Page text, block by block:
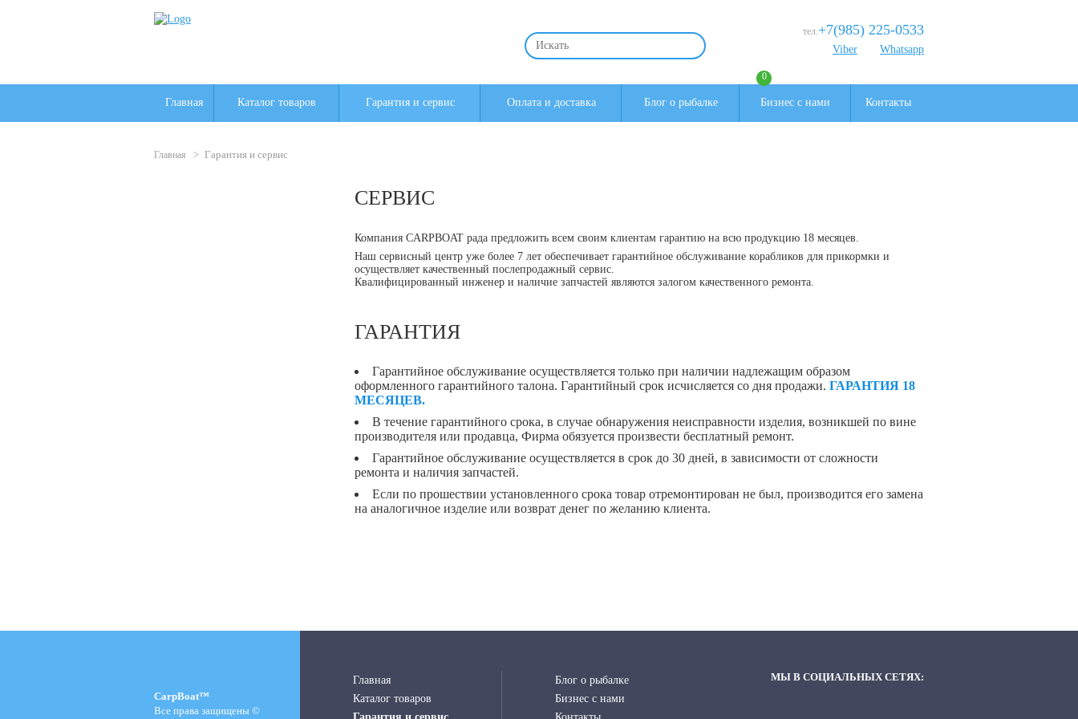
0
тел.+7(985) 225-0533
Viber Whatsapp
Главная Каталог товаров Гарантия и сервис Оплата и доставка Блог о рыбалке Бизнес с нами Контакты
Главная > Гарантия и сервис
СЕРВИС
Компания CARPBOAT рада предложить всем своим клиентам гарантию на всю продукцию 18 месяцев.
Наш сервисный центр уже более 7 лет обеспечивает гарантийное обслуживание корабликов для прикормки и
осуществляет качественный послепродажный сервис.
Квалифицированный инженер и наличие запчастей являются залогом качественного ремонта.
ГАРАНТИЯ
Гарантийное обслуживание осуществляется только при наличии надлежащим образом
оформленного гарантийного талона. Гарантийный срок исчисляется со дня продажи. ГАРАНТИЯ 18
МЕСЯЦЕВ.
В течение гарантийного срока, в случае обнаружения неисправности изделия, возникшей по вине
производителя или продавца, Фирма обязуется произвести бесплатный ремонт.
Гарантийное обслуживание осуществляется в срок до 30 дней, в зависимости от сложности
ремонта и наличия запчастей.
Если по прошествии установленного срока товар отремонтирован не был, производится его замена
на аналогичное изделие или возврат денег по желанию клиента.
CarpBoat™
Все права защищены ©
Главная
Каталог товаров
Блог о рыбалке
Бизнес с нами
МЫ В СОЦИАЛЬНЫХ СЕТЯХ: